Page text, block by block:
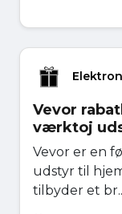
Vevor
værktoj
Vevor er en
udstyr til
tilbyder et